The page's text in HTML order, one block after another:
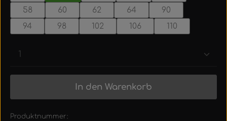
58
60 62 64
90
94
98 102 106 110
Produkt Anzahl: Gib den gewünschten Wert
In den Warenkorb
Produktnummer: